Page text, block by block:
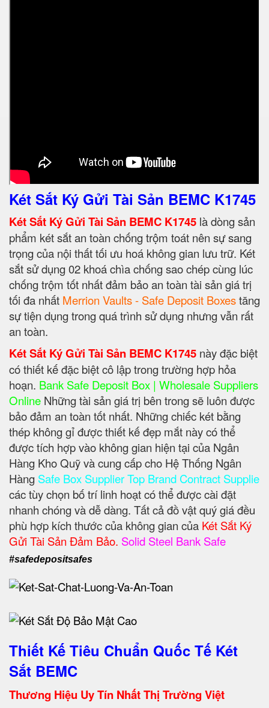
Két Sắt Ký Gửi Tài Sản BEMC K1745
Két Sắt Ký Gửi Tài Sản BEMC K1745 là dòng sản
phẩm két sắt an toàn chống trộm toát nên sự sang
trọng của nội thất tối ưu hoá không gian lưu trữ. Két
sắt sử dụng 02 khoá chìa chống sao chép cùng lúc
chống trộm tốt nhất đảm bảo an toàn tài sản giá trị
tối đa nhất Merrion Vaults - Safe Deposit Boxestăng
sự tiện dụng trong quá trình sử dụng nhưng vẫn rất
an toàn.
Két Sắt Ký Gửi Tài Sản BEMC K1745 này đặc biệt
có thiết kế đặc biệt cô lập trong trường hợp hỏa
hoạn. Bank Safe Deposit Box | Wholesale Suppliers
Online Những tài sản giá trị bên trong sẽ luôn được
bảo đảm an toàn tốt nhất. Những chiếc két bằng
thép không gỉ được thiết kế đẹp mắt này có thể
được tích hợp vào không gian hiện tại của Ngân
Hàng Kho Quỹ và cung cấp cho Hệ Thống Ngân
Hàng Safe Box Supplier Top Brand Contract Supplie
các tùy chọn bố trí linh hoạt có thể được cài đặt
nhanh chóng và dễ dàng. Tất cả đồ vật quý giá đều
phù hợp kích thước của không gian của Két Sắt Ký
Gửi Tài Sản Đảm Bảo. Solid Steel Bank Safe
#safedepositsafes
Thiết Kế Tiêu Chuẩn Quốc Tế Két
Sắt BEMC
Thương Hiệu Uy Tín Nhất Thị Trường Việt